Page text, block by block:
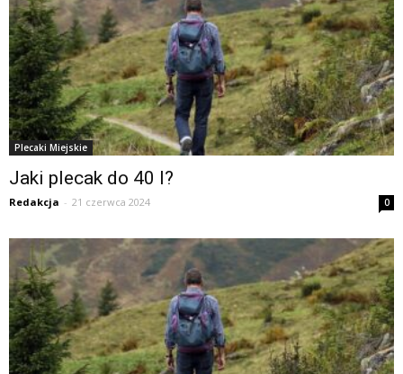
Plecaki Miejskie
Jaki plecak do 40 l?
Redakcja - 21 czerwca 2024 0